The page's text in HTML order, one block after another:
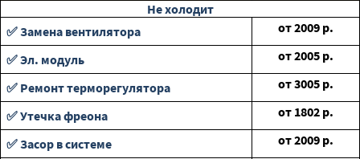
Не холодит
✅ Замена вентилятора
от2009 р.
✅ Эл. модуль
от2005 р.
✅ Ремонт терморегулятора
от3005 р.
✅ Утечка фреона
от 1802 р.
✅ Засор в системе
от2009 р.